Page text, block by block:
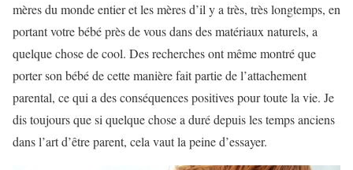
mères du monde entier et les mères d’il y a très, très longtemps, en
portant votre bébé près de vous dans des matériaux naturels, a
quelque chose de cool. Des recherches ont même montré que
porter son bébé de cette manière fait partie de l’attachement
parental, ce qui a des conséquences positives pour toute la vie. Je
dis toujours que si quelque chose a duré depuis les temps anciens
dans l’art d’être parent, cela vaut la peine d’essayer.